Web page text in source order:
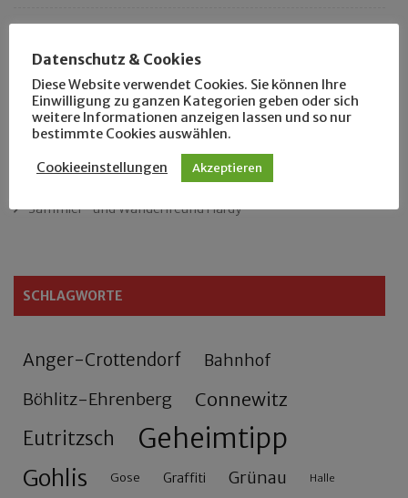
Rennfahrer in Schönefeld und Zschocher
Zu Fuß durch Anger-Crottendorf
Sammler- und Wanderfreund Hardy
SCHLAGWORTE
Anger-Crottendorf Bahnhof
Böhlitz-Ehrenberg Connewitz
Eutritzsch Geheimtipp
Gohlis Gose Graffiti Grünau Halle
Datenschutz & Cookies
Diese Website verwendet Cookies. Sie können Ihre
Einwilligung zu ganzen Kategorien geben oder sich
weitere Informationen anzeigen lassen und so nur
bestimmte Cookies auswählen.
Cookieeinstellungen Akzeptieren